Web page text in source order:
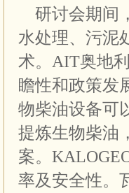
研讨会期间
水处理、污泥
术。AIT奥地
瞻性和政策发
物柴油设备可
提炼生物柴油
案。
率及安全性。